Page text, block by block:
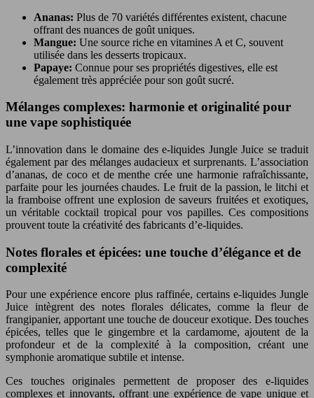
Ananas: Plus de 70 variétés différentes existent, chacune
offrant des nuances de goût uniques.
Mangue: Une source riche en vitamines A et C, souvent
utilisée dans les desserts tropicaux.
Papaye: Connue pour ses propriétés digestives, elle est
également très appréciée pour son goût sucré.
Mélanges complexes: harmonie et originalité pour
une vape sophistiquée
L’innovation dans le domaine des e-liquides Jungle Juice se traduit
également par des mélanges audacieux et surprenants. L’association
d’ananas, de coco et de menthe crée une harmonie rafraîchissante,
parfaite pour les journées chaudes. Le fruit de la passion, le litchi et
la framboise offrent une explosion de saveurs fruitées et exotiques,
un véritable cocktail tropical pour vos papilles. Ces compositions
prouvent toute la créativité des fabricants d’e-liquides.
Notes florales et épicées: une touche d’élégance et de
complexité
Pour une expérience encore plus raffinée, certains e-liquides Jungle
Juice intègrent des notes florales délicates, comme la fleur de
frangipanier, apportant une touche de douceur exotique. Des touches
épicées, telles que le gingembre et la cardamome, ajoutent de la
profondeur et de la complexité à la composition, créant une
symphonie aromatique subtile et intense.
Ces touches originales permettent de proposer des e-liquides
complexes et innovants, offrant une expérience de vape unique et